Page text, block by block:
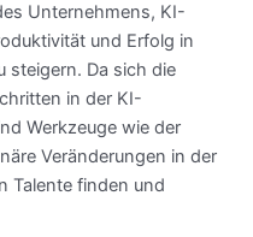
Unternehmens, KI-
und Erfolg in
steigern. Da sich die
in der KI-
Werkzeuge wie der
Veränderungen in der
Talente finden und